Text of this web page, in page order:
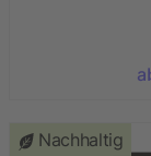
Nachhaltig